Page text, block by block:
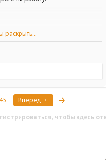
разобрался в гараже -
гаража на полки, достал
из электроприборов
остальные - апрель, май.
перехром". Сравнил с теми,
раскрыть...
Вперед
чтобы здесь